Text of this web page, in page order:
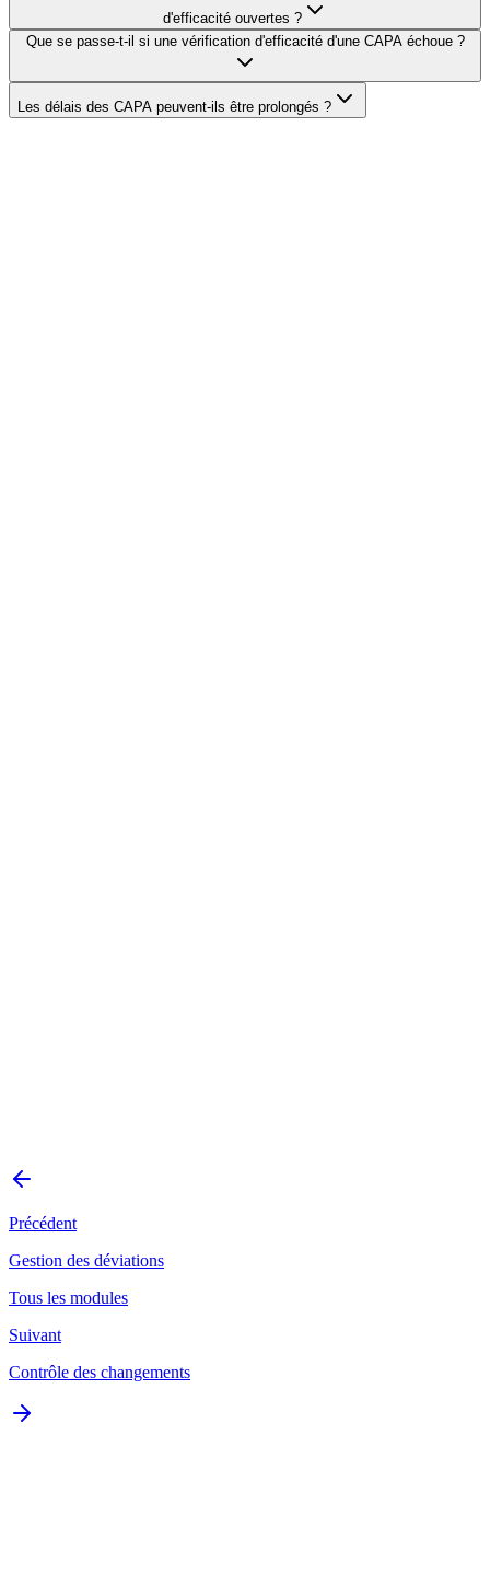
d'efficacité ouvertes ?
Que se passe-t-il si une vérification d'efficacité d'une CAPA échoue ?
Les délais des CAPA peuvent-ils être prolongés ?
Précédent
Gestion des déviations
Tous les modules
Suivant
Contrôle des changements